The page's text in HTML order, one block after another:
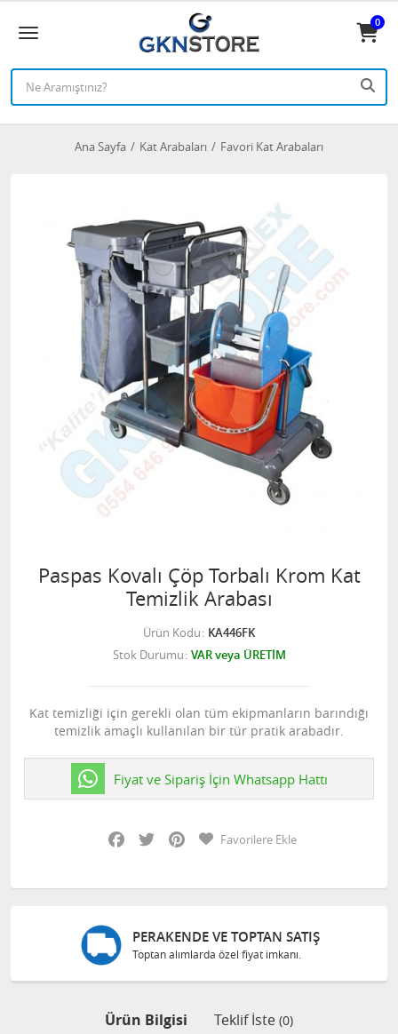
0
Ana Sayfa Kat Arabaları Favori Kat Arabaları
Paspas Kovalı Çöp Torbalı Krom Kat
Temizlik Arabası
Ürün Kodu KA446FK
Stok Durumu VAR veya ÜRETİM
Kat temizliği için gerekli olan tüm ekipmanların barındığı
temizlik amaçlı kullanılan bir tür pratik arabadır.
Fiyat ve Sipariş İçin Whatsapp Hattı
Facebook
Twitter PinterestFavorilere Ekle
PERAKENDE VE TOPTAN SATIŞ
Toptan alımlarda özel fiyat imkanı.
Ürün Bilgisi Teklif İste (0)